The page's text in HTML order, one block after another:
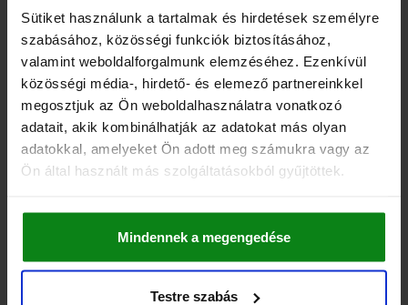
Sütiket használunk a tartalmak és hirdetések személyre
szabásához, közösségi funkciók biztosításához,
valamint weboldalforgalmunk elemzéséhez. Ezenkívül
közösségi média-, hirdető- és elemező partnereinkkel
megosztjuk az Ön weboldalhasználatra vonatkozó
adatait, akik kombinálhatják az adatokat más olyan
adatokkal, amelyeket Ön adott meg számukra vagy az
Ön által használt más szolgáltatásokból gyűjtöttek.
Mindennek a megengedése
Testre szabás
RÉSZLETEK
CAD
LETÖLTÉSEK
Más vásárlók is vásároltak
ÚJ